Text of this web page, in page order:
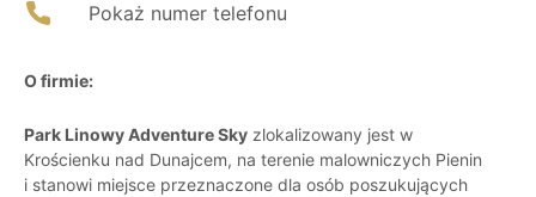
Pokaż numer telefonu
O firmie:
Park Linowy Adventure Sky zlokalizowany jest w
Krościenku nad Dunajcem, na terenie malowniczych Pienin
i stanowi miejsce przeznaczone dla osób poszukujących